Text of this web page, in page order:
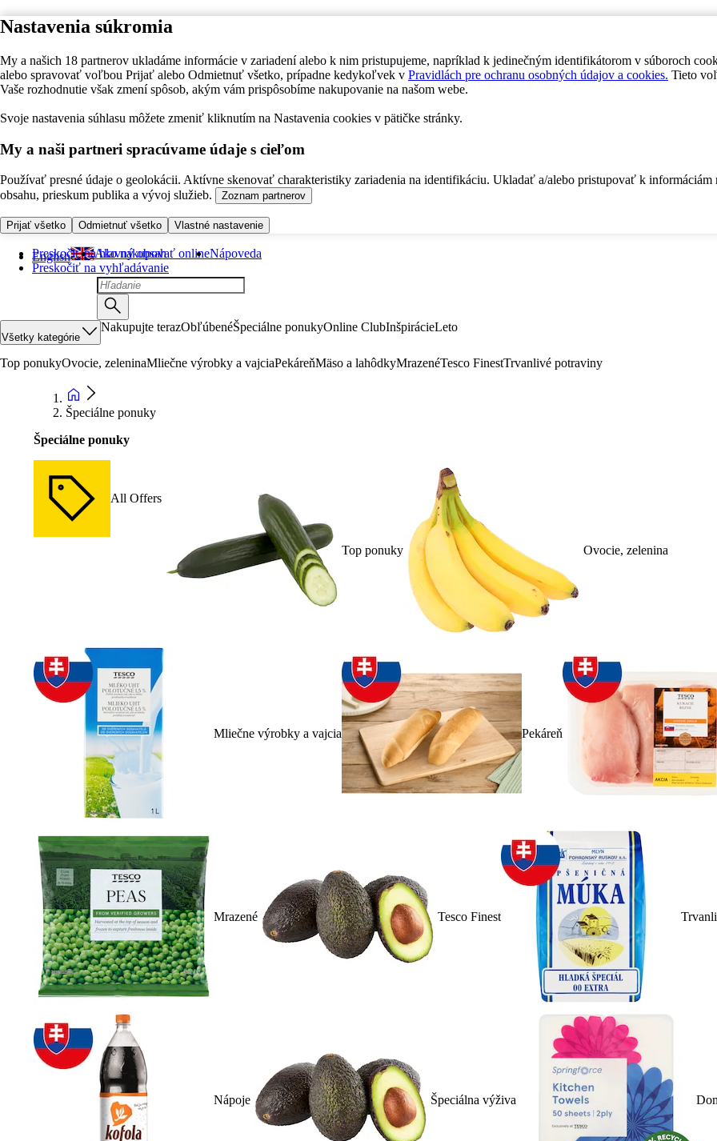
Nastavenia súkromia
My a našich 18 partnerov ukladáme informácie v zariadení alebo k nim pristupujeme, napríklad k jedinečným identifikátorom v súboroch
alebo spravovať voľbou Prijať alebo Odmietnuť všetko, prípadne kedykoľvek v Pravidlách pre ochranu osobných údajov a cookies. Tieto
Vaše rozhodnutie však zmení spôsob, akým vám prispôsobíme nakupovanie na našom webe.
Svoje nastavenia súhlasu môžete zmeniť kliknutím na Nastavenia cookies v pätičke stránky.
My a naši partneri spracúvame údaje s cieľom
Používať presné údaje o geolokácii. Aktívne skenovať charakteristiky zariadenia na identifikáciu. Ukladať a/alebo pristupovať k informáciám
obsahu, prieskum publika a vývoj služieb.
Zoznam partnerov
Prijať všetko Odmietnuť všetko Vlastné nastavenie
Preskočiť na hlavný obsah
Preskočiť na vyhľadávanie
English Ako nakupovať onlineNápoveda
Všetky kategórie
Nakupujte terazObľúbenéŠpeciálne ponukyOnline ClubInšpirácieLeto
Top ponukyOvocie, zeleninaMliečne výrobky a vajciaPekáreňMäso a lahôdkyMrazenéTesco FinestTrvanlivé potraviny
Špeciálne ponuky
Špeciálne ponuky
All Offers
Top ponuky Ovocie, zelenina
Mliečne výrobky a vajcia Pekáreň
Mrazené Tesco Finest
Nápoje Špeciálna výživa